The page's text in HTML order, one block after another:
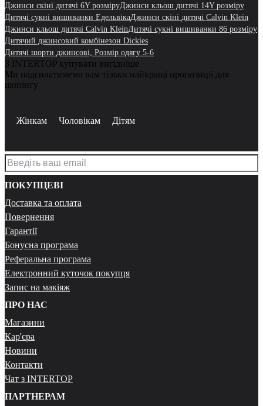
Джинси скіні дитячі 6Y розміруДжинси кльош дитячі 14Y розміру
Дитячі сукні вишиванки ЕдельвікаДжинси скіні дитячі Calvin Klein
Джинси кльош дитячі Calvin KleinДитячі сукні вишиванки 86 розміру
Дитячий джинсовий комбінезон Dickies
Дитячі шорти джинсові, Розмір одягу 5-6
З INTERTOP купувати вигідніше
Ми надсилатимемо вам тільки найкращі пропозиції для
шопінгу
Жінкам Чоловікам Дітям
ПОКУПЦЕВІ
Доставка та оплата
Повернення
Гарантії
Бонусна програма
Реферальна програма
Електронний куточок покупця
Запис на макіяж
ПРО НАС
Магазини
Кар'єра
Новини
Контакти
Чат з INTERTOP
ПАРТНЕРАМ